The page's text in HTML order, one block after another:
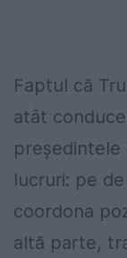
Faptul că
atât
președintele
lucruri: pe
coordona
altă parte,